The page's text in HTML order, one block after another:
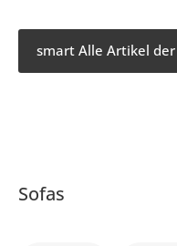
smart Alle Artikel
Sofas